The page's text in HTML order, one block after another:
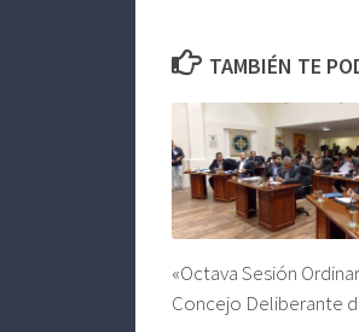
TAMBIÉN TE
«Octava Sesión
Concejo Deliberante